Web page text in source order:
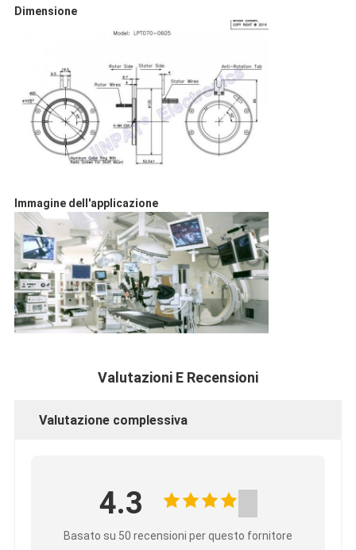
Dimensione
Immagine dell'applicazione
Valutazioni E Recensioni
Valutazione complessiva
4.3
Basato su 50 recensioni per questo fornitore